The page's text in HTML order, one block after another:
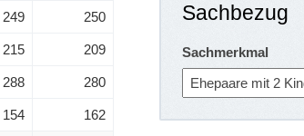
249 250
215 209
288 280
154 162
Sachbezug
Sachmerkmal